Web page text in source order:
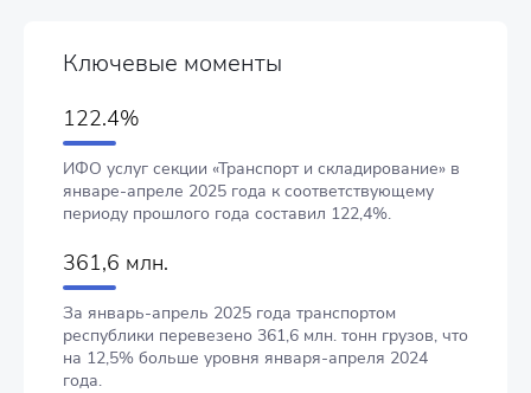
Ключевые моменты
122.4%
ИФО услуг секции «Транспорт и складирование» в
январе-апреле 2025 года к соответствующему
периоду прошлого года составил 122,4%.
361,6 млн.
За январь-апрель 2025 года транспортом
республики перевезено 361,6 млн. тонн грузов, что
на 12,5% больше уровня января-апреля 2024
года.